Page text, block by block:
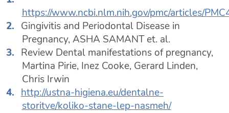
https://www.ncbi.nlm.nih.gov/pmc/articles/
Gingivitis and Periodontal Disease in
Pregnancy, ASHA SAMANT et. al.
Review Dental manifestations of pregnancy,
Martina Pirie, Inez Cooke, Gerard Linden,
Chris Irwin
http://ustna-higiena.eu/dentalne-
storitve/koliko-stane-lep-nasmeh/